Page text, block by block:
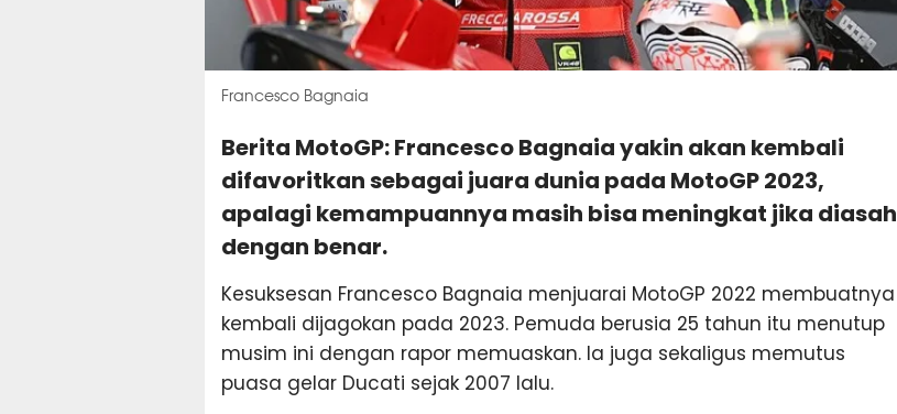
Francesco Bagnaia
Berita MotoGP: Francesco Bagnaia yakin akan kembali
difavoritkan sebagai juara dunia pada MotoGP 2023,
apalagi kemampuannya masih bisa meningkat jika diasah
dengan benar.
Kesuksesan Francesco Bagnaia menjuarai MotoGP 2022 membuatnya
kembali dijagokan pada 2023. Pemuda berusia 25 tahun itu menutup
musim ini dengan rapor memuaskan. Ia juga sekaligus memutus
puasa gelar Ducati sejak 2007 lalu.